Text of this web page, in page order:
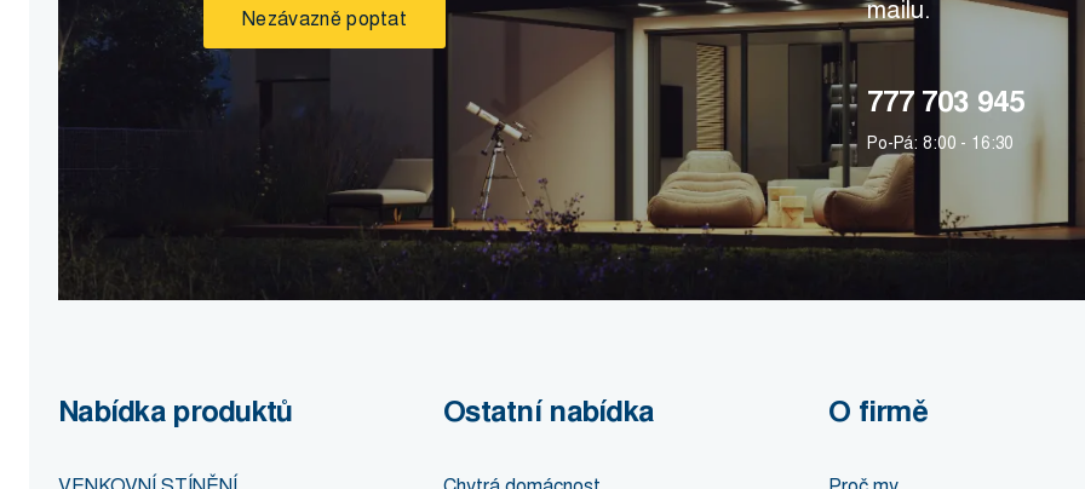
Nezávazně poptat
mailu.
777 703 945
Po-Pá: 8:00 - 16:30
Nabídka produktů Ostatní nabídka O firmě